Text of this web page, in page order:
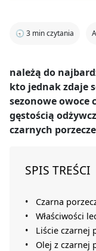
🕣 3 min czytania
należą do
kto jednak zdaje
sezonowe owoce
gęstością
czarnych
SPIS TREŚCI
Czarna
Właściwości
Liście czarnej
Olej z czarnej